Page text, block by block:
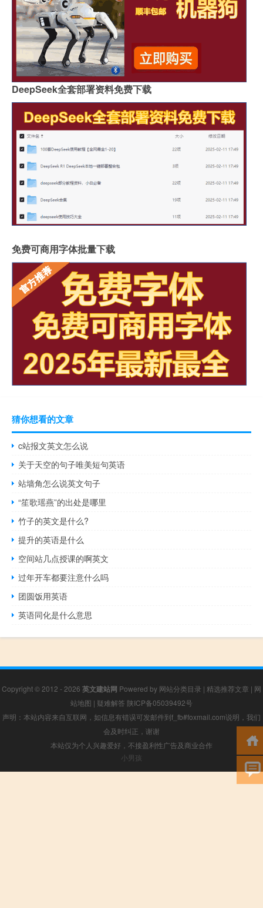
DeepSeek全套部署资料免费下载
免费可商用字体批量下载
猜你想看的文章
c站报文英文怎么说
关于天空的句子唯美短句英语
站墙角怎么说英文句子
“笙歌瑶燕”的出处是哪里
竹子的英文是什么?
提升的英语是什么
空间站几点授课的啊英文
过年开车都要注意什么吗
团圆饭用英语
英语同化是什么意思
Copyright © 2012 - 2026 英文建站网 Powered by 网站分类目录 | 精选推荐文章 | 网
站地图 | 疑难解答 陕ICP备05039492号
声明：本站内容来自互联网，如信息有错误可发邮件到f_fb#foxmail.com说明，我们
会及时纠正，谢谢
本站仅为个人兴趣爱好，不接盈利性广告及商业合作
小男孩